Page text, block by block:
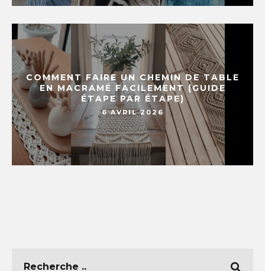
COMMENT FAIRE UN CHEMIN DE TABLE
EN MACRAMÉ FACILEMENT (GUIDE
ÉTAPE PAR ÉTAPE)
6 AVRIL 2026